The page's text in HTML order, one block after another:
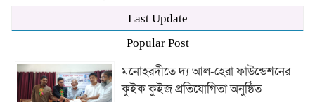
Last Update
Popular Post
মনোহরদীতে দ্য আল-হেরা ফাউন্ডেশনের
কুইক কুইজ প্রতিযোগিতা অনুষ্ঠিত